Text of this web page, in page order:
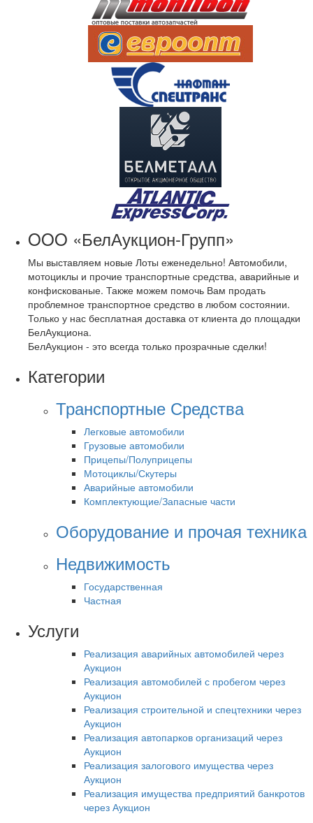
OOO «БелАукцион-Групп»
Мы выставляем новые Лоты еженедельно! Автомобили,
мотоциклы и прочие транспортные средства, аварийные и
конфискованые. Также можем помочь Вам продать
проблемное транспортное средство в любом состоянии.
Только у нас бесплатная доставка от клиента до площадки
БелАукциона.
БелАукцион - это всегда только прозрачные сделки!
Категории
Транспортные Средства
Легковые автомобили
Грузовые автомобили
Прицепы/Полуприцепы
Мотоциклы/Скутеры
Аварийные автомобили
Комплектующие/Запасные части
Оборудование и прочая техника
Недвижимость
Государственная
Частная
Услуги
Реализация аварийных автомобилей через
Аукцион
Реализация автомобилей с пробегом через
Аукцион
Реализация строительной и спецтехники через
Аукцион
Реализация автопарков организаций через
Аукцион
Реализация залогового имущества через
Аукцион
Реализация имущества предприятий банкротов
через Аукцион